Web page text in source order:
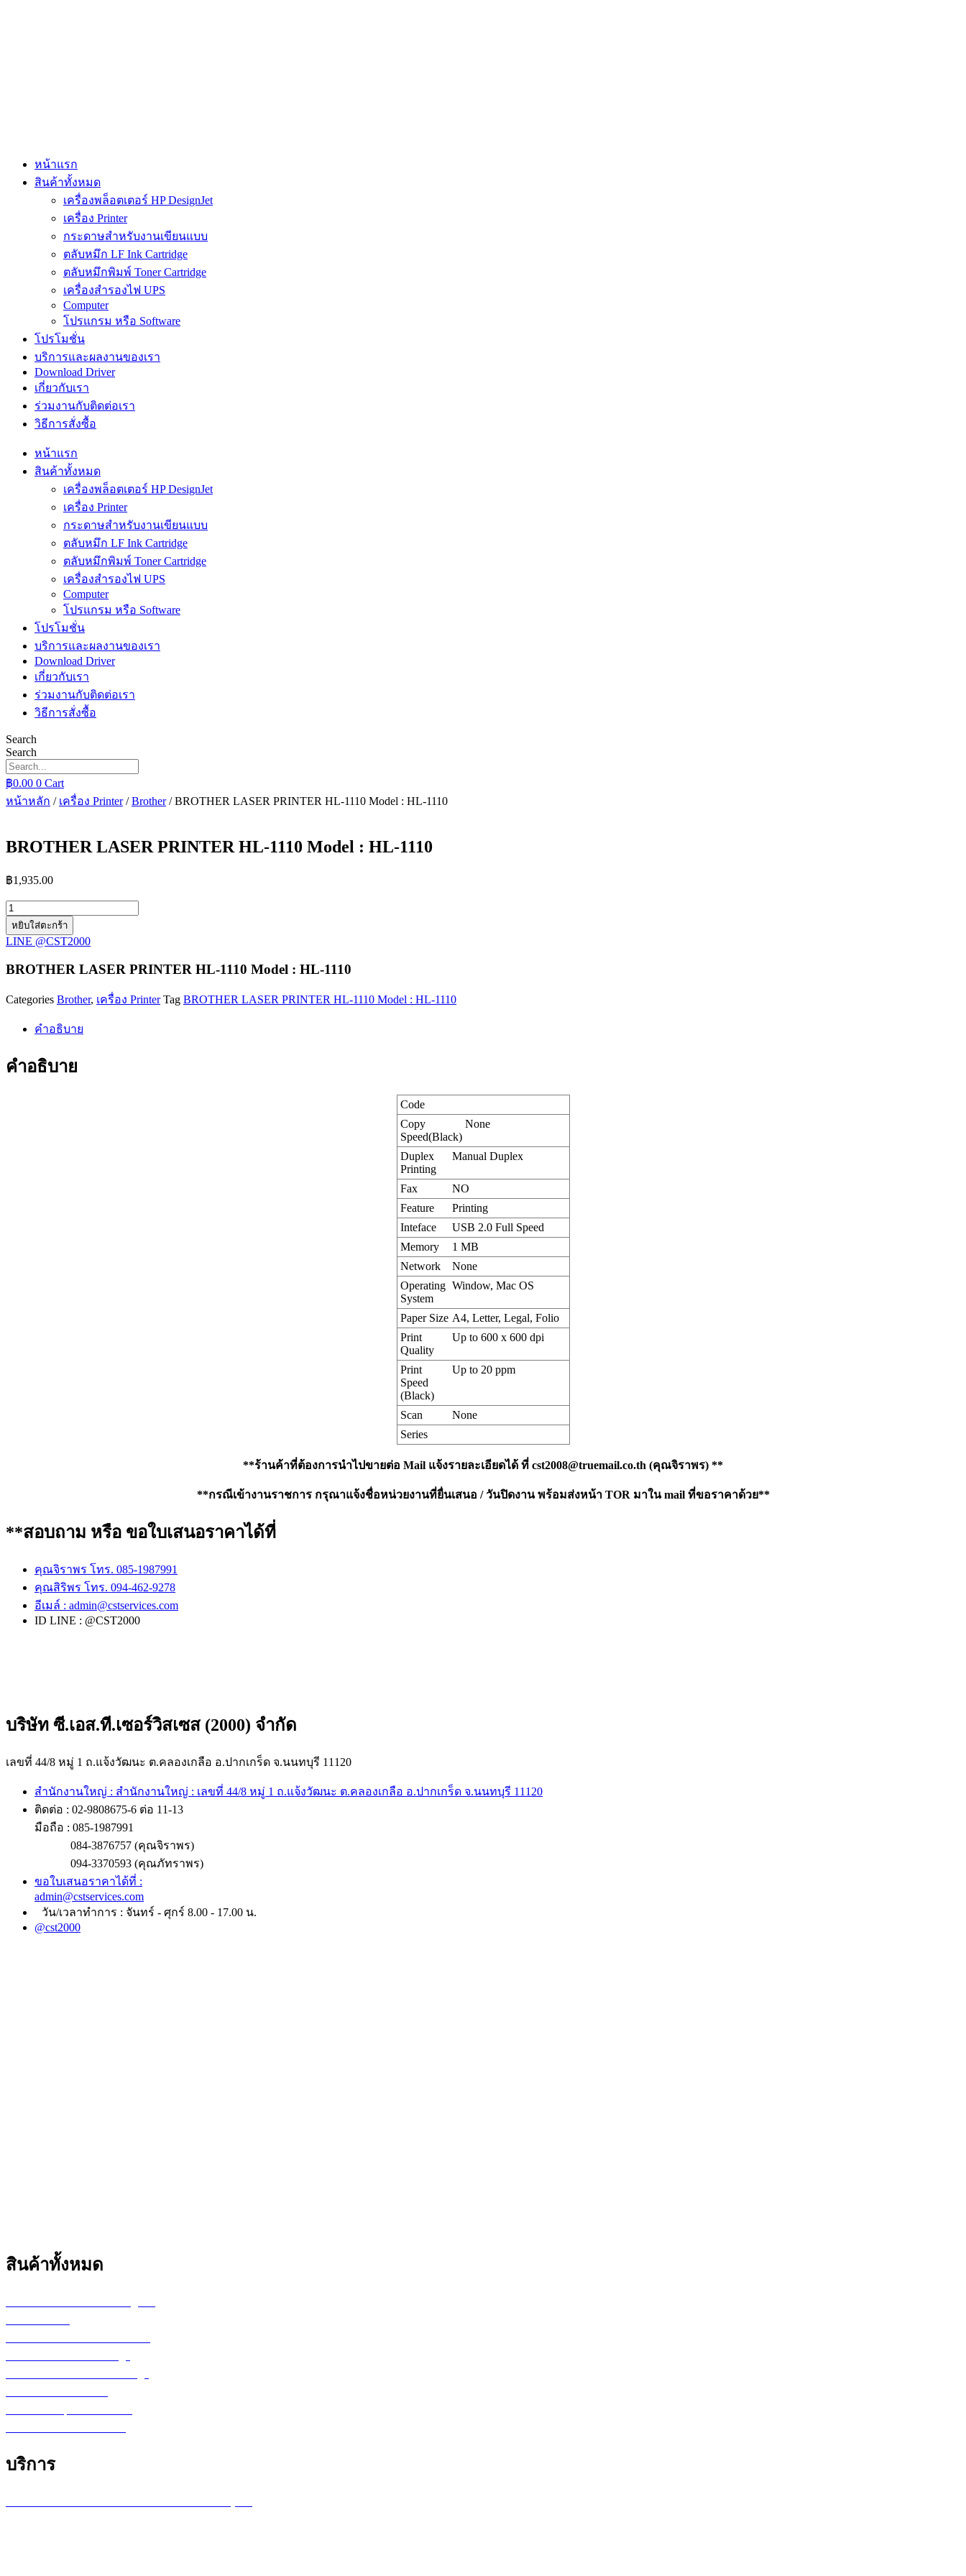
หน้าแรก
สินค้าทั้งหมด
เครื่องพล็อตเตอร์ HP DesignJet
เครื่อง Printer
กระดาษสำหรับงานเขียนแบบ
ตลับหมึก LF Ink Cartridge
ตลับหมึกพิมพ์ Toner Cartridge
เครื่องสำรองไฟ UPS
Computer
โปรแกรม หรือ Software
โปรโมชั่น
บริการและผลงานของเรา
Download Driver
เกี่ยวกับเรา
ร่วมงานกับติดต่อเรา
วิธีการสั่งซื้อ
หน้าแรก
สินค้าทั้งหมด
เครื่องพล็อตเตอร์ HP DesignJet
เครื่อง Printer
กระดาษสำหรับงานเขียนแบบ
ตลับหมึก LF Ink Cartridge
ตลับหมึกพิมพ์ Toner Cartridge
เครื่องสำรองไฟ UPS
Computer
โปรแกรม หรือ Software
โปรโมชั่น
บริการและผลงานของเรา
Download Driver
เกี่ยวกับเรา
ร่วมงานกับติดต่อเรา
วิธีการสั่งซื้อ
Search
Search
฿0.00 0 Cart
หน้าหลัก / เครื่อง Printer/Brother/ BROTHER LASER PRINTER HL-1110 Model : HL-1110
BROTHER LASER PRINTER HL-1110 Model : HL-1110
฿1,935.00
จำนวน
BROTHER
LASER
PRINTER
HL-
1110
:
1110
หยิบใส่ตะกร้า
LINE @CST2000
BROTHER LASER PRINTER HL-1110 Model : HL-1110
Categories Brother, เครื่อง Printer Tag BROTHER LASER PRINTER HL-1110 Model : HL-1110
คำอธิบาย
คำอธิบาย
Code
Copy
Speed(Black)
None
Duplex
Printing
Manual Duplex
Fax
NO
Feature
Printing
Inteface
USB 2.0 Full Speed
Memory
1 MB
Network
None
Operating
System
Window, Mac OS
Paper Size A4, Letter, Legal, Folio
Print
Quality
Up to 600 x 600 dpi
Print
Speed
(Black)
Up to 20 ppm
Scan
None
Series
**ร้านค้าที่ต้องการนำไปขายต่อ Mail แจ้งรายละเอียดได้ ที่ cst2008@truemail.co.th (คุณจิราพร) **
**กรณีเข้างานราชการ กรุณาแจ้งชื่อหน่วยงานที่ยื่นเสนอ / วันปิดงาน พร้อมส่งหน้า TOR มาใน mail ที่ขอราคาด้วย**
**สอบถาม หรือ ขอใบเสนอราคาได้ที่
คุณจิราพร โทร. 085-1987991
คุณสิริพร โทร. 094-462-9278
อีเมล์ : admin@cstservices.com
ID LINE : @CST2000
บริษัท ซี.เอส.ที.เซอร์วิสเซส (2000) จำกัด
เลขที่ 44/8 หมู่ 1 ถ.แจ้งวัฒนะ ต.คลองเกลือ อ.ปากเกร็ด จ.นนทบุรี 11120
สำนักงานใหญ่ : สำนักงานใหญ่ : เลขที่ 44/8 หมู่ 1 ถ.แจ้งวัฒนะ ต.คลองเกลือ อ.ปากเกร็ด จ.นนทบุรี 11120
ติดต่อ : 02-9808675-6 ต่อ 11-13
มือถือ : 085-1987991
084-3876757 (คุณจิราพร)
094-3370593 (คุณภัทราพร)
ขอใบเสนอราคาได้ที่ :
admin@cstservices.com
วัน/เวลาทำการ : จันทร์ - ศุกร์ 8.00 - 17.00 น.
@cst2000
สินค้าทั้งหมด
บริการ